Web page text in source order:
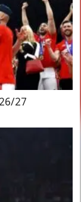
27